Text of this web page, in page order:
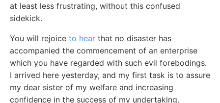
at least less frustrating, without this confused
sidekick.
You will rejoice to hear that no disaster has
accompanied the commencement of an enterprise
which you have regarded with such evil forebodings.
I arrived here yesterday, and my first task is to assure
my dear sister of my welfare and increasing
confidence in the success of my undertaking.